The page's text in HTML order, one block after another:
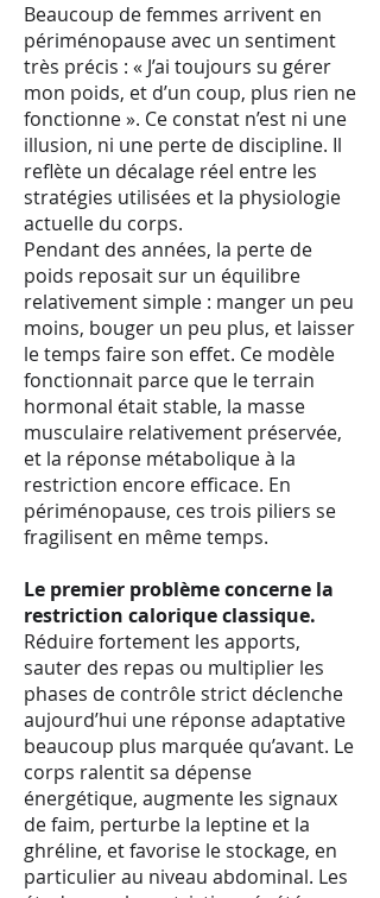
Beaucoup de femmes arrivent en
périménopause avec un sentiment
très précis : « J’ai toujours su gérer
mon poids, et d’un coup, plus rien ne
fonctionne ». Ce constat n’est ni une
illusion, ni une perte de discipline. Il
reflète un décalage réel entre les
stratégies utilisées et la physiologie
actuelle du corps.
Pendant des années, la perte de
poids reposait sur un équilibre
relativement simple : manger un peu
moins, bouger un peu plus, et laisser
le temps faire son effet. Ce modèle
fonctionnait parce que le terrain
hormonal était stable, la masse
musculaire relativement préservée,
et la réponse métabolique à la
restriction encore efficace. En
périménopause, ces trois piliers se
fragilisent en même temps.
Le premier problème concerne la
restriction calorique classique.
Réduire fortement les apports,
sauter des repas ou multiplier les
phases de contrôle strict déclenche
aujourd’hui une réponse adaptative
beaucoup plus marquée qu’avant. Le
corps ralentit sa dépense
énergétique, augmente les signaux
de faim, perturbe la leptine et la
ghréline, et favorise le stockage, en
particulier au niveau abdominal. Les